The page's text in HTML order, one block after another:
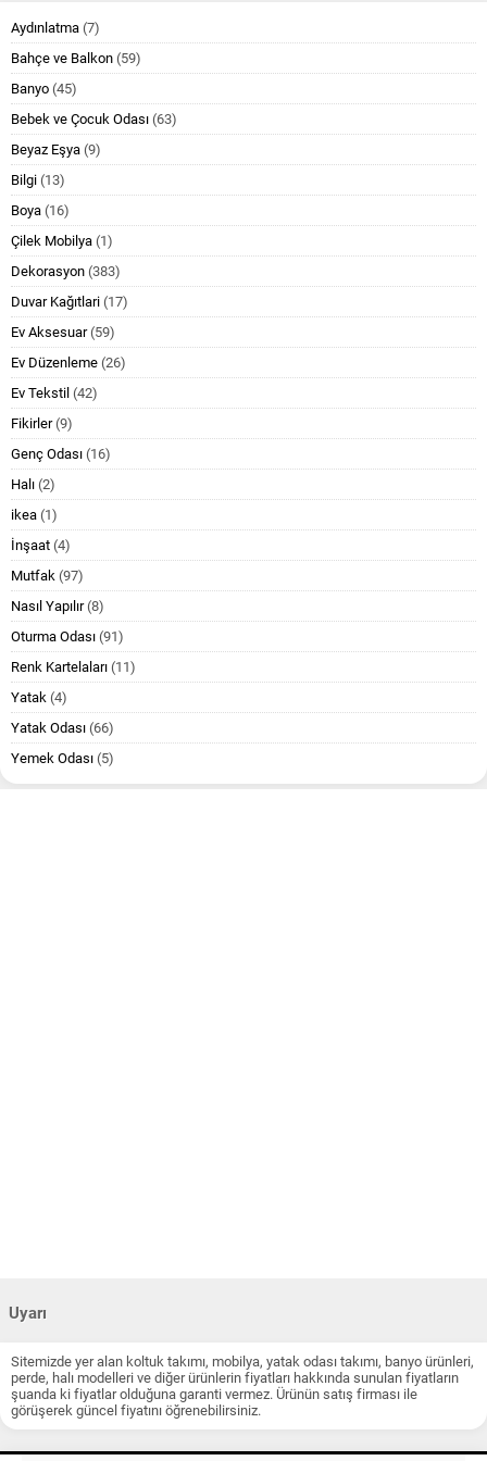
Aydınlatma (7)
Bahçe ve Balkon (59)
Banyo (45)
Bebek ve Çocuk Odası (63)
Beyaz Eşya (9)
Bilgi (13)
Boya (16)
Çilek Mobilya (1)
Dekorasyon (383)
Duvar Kağıtlari (17)
Ev Aksesuar(59)
Ev Düzenleme (26)
Ev Tekstil (42)
Fikirler(9)
Genç Odası (16)
Halı (2)
ikea (1)
İnşaat (4)
Mutfak (97)
Nasıl Yapılır(8)
Oturma Odası (91)
Renk Kartelaları (11)
Yatak (4)
Yatak Odası (66)
Yemek Odası (5)
Uyarı
Sitemizde yer alan koltuk takımı, mobilya, yatak odası takımı, banyo ürünleri,
perde, halı modelleri ve diğer ürünlerin fiyatları hakkında sunulan fiyatların
şuanda ki fiyatlar olduğuna garanti vermez. Ürünün satış firması ile
görüşerek güncel fiyatını öğrenebilirsiniz.